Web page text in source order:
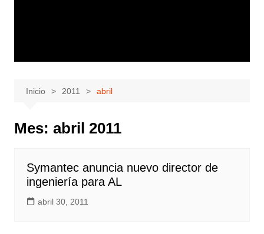
Inicio 2011 abril
Mes: abril 2011
Symantec anuncia nuevo director de
ingeniería para AL
abril 30, 2011